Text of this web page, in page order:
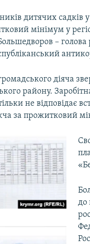
дитячих садків
мінімум у
– голова
діяча
району.
не відповідає
за прожитковий
до